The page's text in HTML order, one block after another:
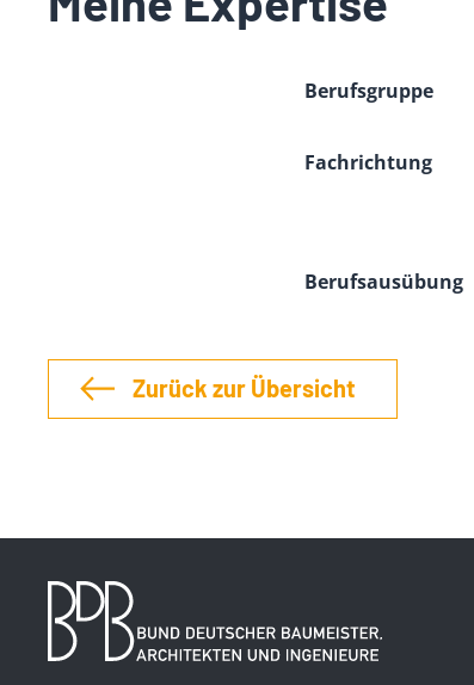
Berufsgruppe
Fachrichtung
Berufsausübung
Zurück zur Übersicht